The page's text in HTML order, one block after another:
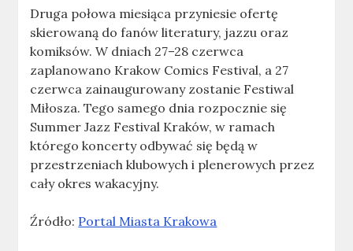
Druga połowa miesiąca przyniesie ofertę
skierowaną do fanów literatury, jazzu oraz
komiksów. W dniach 27–28 czerwca
zaplanowano Krakow Comics Festival, a 27
czerwca zainaugurowany zostanie Festiwal
Miłosza. Tego samego dnia rozpocznie się
Summer Jazz Festival Kraków, w ramach
którego koncerty odbywać się będą w
przestrzeniach klubowych i plenerowych przez
cały okres wakacyjny.
Źródło: Portal Miasta Krakowa